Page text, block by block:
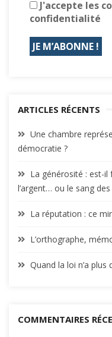
J'accepte les
confidentialité
ARTICLES RÉCENTS
Une chambre
démocratie ?
La générosité : est-il
l’argent… ou le sang
La réputation : ce
L’orthographe,
Quand la loi n’a plus
COMMENTAIRES